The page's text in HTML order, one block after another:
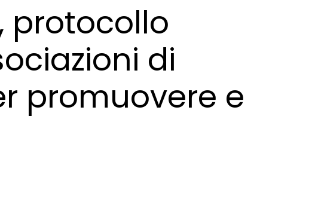
protocollo
di
promuovere e